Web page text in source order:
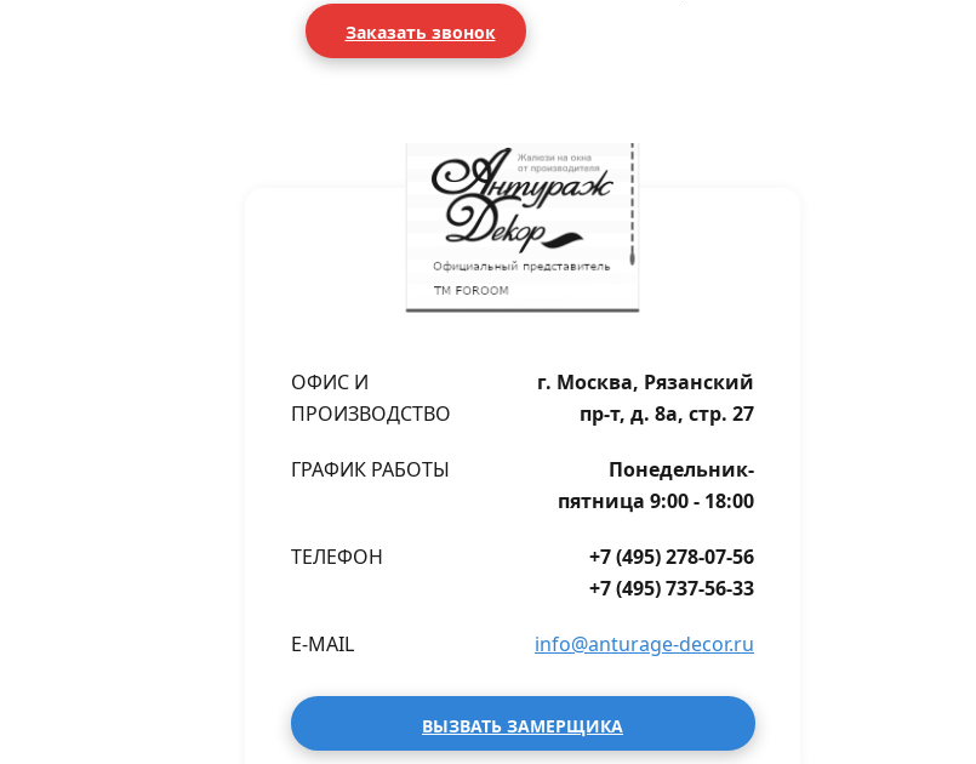
Заказать звонок
ОФИС И
ПРОИЗВОДСТВО
г. Москва, Рязанский
пр-т, д. 8а, стр. 27
ГРАФИК РАБОТЫ
Понедельник-
пятница 9:00 - 18:00
ТЕЛЕФОН
+7 (495) 278-07-56
+7 (495) 737-56-33
E-MAIL info@anturage-decor.ru
ВЫЗВАТЬ ЗАМЕРЩИКА